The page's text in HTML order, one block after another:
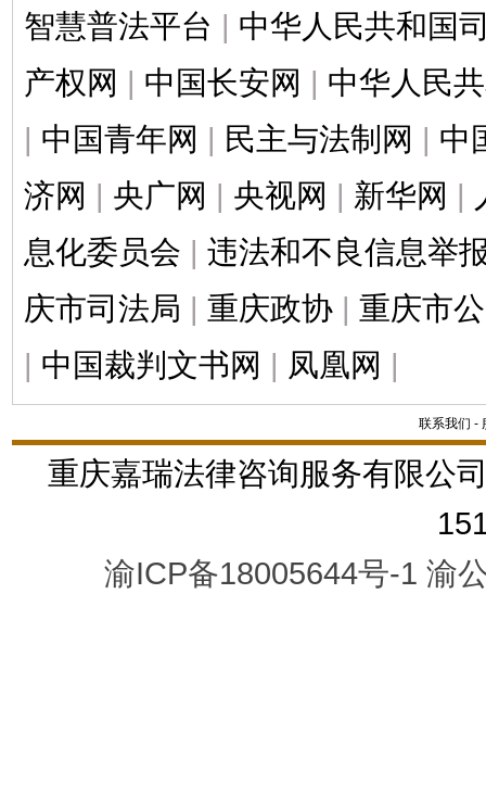
智慧普法平台 | 中华人民共和国
产权网 | 中国长安网 | 中华人民
| 中国青年网 | 民主与法制网 | 中
济网 | 央广网 | 央视网 | 新华网 |
息化委员会 | 违法和不良信息举
庆市司法局 | 重庆政协 | 重庆市
| 中国裁判文书网 | 凤凰网 |
联系我们 -
重庆嘉瑞法律咨询服务有限公
渝ICP备18005644号-1 渝